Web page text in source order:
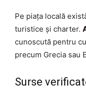
Pe piața locală
turistice și charter.
cunoscută pentru
precum Grecia sau
Surse